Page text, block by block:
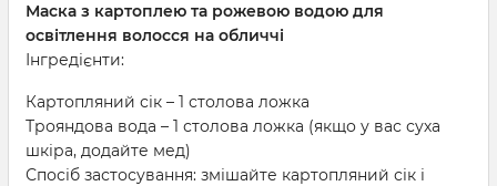
Маска з картоплею та рожевою водою для
освітлення волосся на обличчі
Інгредієнти:
Картопляний сік – 1 столова ложка
Трояндова вода – 1 столова ложка (якщо у вас суха
шкіра, додайте мед)
Спосіб застосування: змішайте картопляний сік і